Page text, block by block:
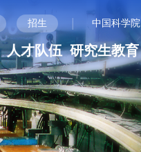
招生 | 中国科学院
人才队伍 研究生教育